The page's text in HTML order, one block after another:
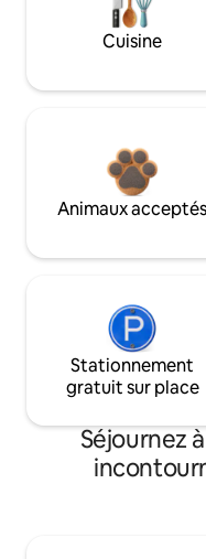
Cuisine
Animaux acceptés
Stationnement
gratuit sur place
Séjournez